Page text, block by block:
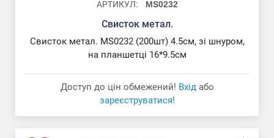
АРТИКУЛ: MS0232
Свисток метал.
Свисток метал. MS0232 (200шт) 4.5см, зі шнуром,
на планшетці 16*9.5см
Доступ до цін обмежений! Вхід або
зареєструватися!